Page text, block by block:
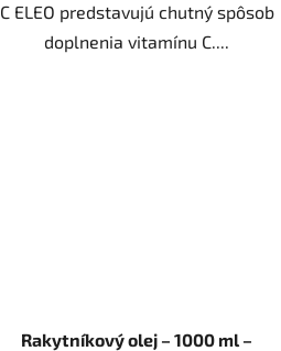
C ELEO predstavujú chutný spôsob
doplnenia vitamínu C....
Rakytníkový olej – 1000 ml –